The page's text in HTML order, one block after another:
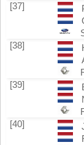
[37]
[38]
[39]
[40]